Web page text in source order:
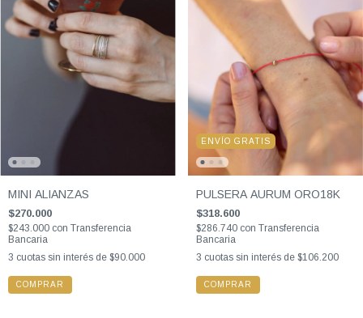
MINI ALIANZAS
$270.000
$243.000 con Transferencia
Bancaria
3 cuotas sin interés de $90.000
COMPRAR
ENVÍO GRATIS
PULSERA AURUM ORO18K
$318.600
$286.740 con Transferencia
Bancaria
3 cuotas sin interés de $106.200